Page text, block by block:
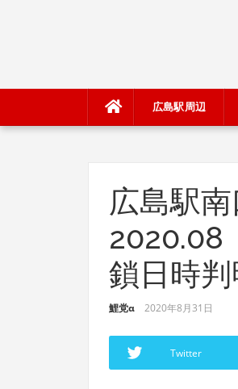
広島駅周辺
広島駅
2020.08
鎖日時判
鯉党α 2020年8月31日
Twitter